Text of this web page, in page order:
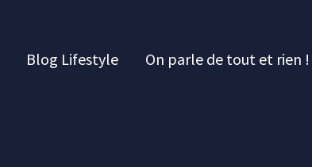
Blog Lifestyle On parle de tout et rien !